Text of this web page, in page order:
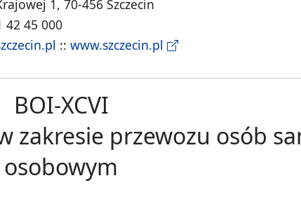
1, 70-456 Szczecin
42 45 000
::www.szczecin.pl
BOI-XCVI
zakresie przewozu osób
osobowym